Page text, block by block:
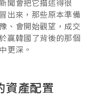
聞會把它描述得很
出來，那些原本準備
、會開始觀望，成交
贏韓國了背後的那個
更深。
資產配置